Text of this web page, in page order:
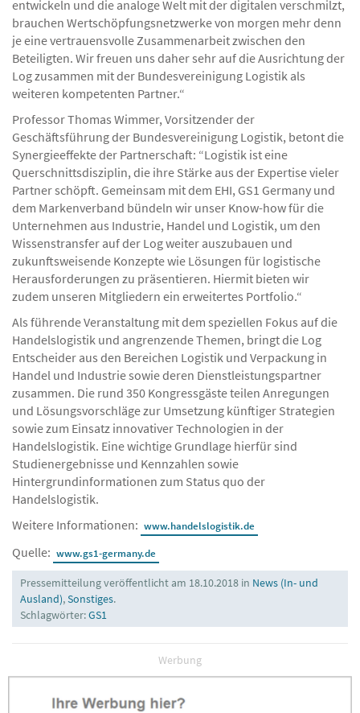
einem Zeitalter, in dem sich neue Technologien exponentiell
entwickeln und die analoge Welt mit der digitalen verschmilzt,
brauchen Wertschöpfungsnetzwerke von morgen mehr denn
je eine vertrauensvolle Zusammenarbeit zwischen den
Beteiligten. Wir freuen uns daher sehr auf die Ausrichtung der
Log zusammen mit der Bundesvereinigung Logistik als
weiteren kompetenten Partner.“
Professor Thomas Wimmer, Vorsitzender der
Geschäftsführung der Bundesvereinigung Logistik, betont die
Synergieeffekte der Partnerschaft: “Logistik ist eine
Querschnittsdisziplin, die ihre Stärke aus der Expertise vieler
Partner schöpft. Gemeinsam mit dem EHI, GS1 Germany und
dem Markenverband bündeln wir unser Know-how für die
Unternehmen aus Industrie, Handel und Logistik, um den
Wissenstransfer auf der Log weiter auszubauen und
zukunftsweisende Konzepte wie Lösungen für logistische
Herausforderungen zu präsentieren. Hiermit bieten wir
zudem unseren Mitgliedern ein erweitertes Portfolio.“
Als führende Veranstaltung mit dem speziellen Fokus auf die
Handelslogistik und angrenzende Themen, bringt die Log
Entscheider aus den Bereichen Logistik und Verpackung in
Handel und Industrie sowie deren Dienstleistungspartner
zusammen. Die rund 350 Kongressgäste teilen Anregungen
und Lösungsvorschläge zur Umsetzung künftiger Strategien
sowie zum Einsatz innovativer Technologien in der
Handelslogistik. Eine wichtige Grundlage hierfür sind
Studienergebnisse und Kennzahlen sowie
Hintergrundinformationen zum Status quo der
Handelslogistik.
Weitere Informationen:
www.handelslogistik.de
Quelle: www.gs1-germany.de
Pressemitteilung veröffentlicht am 18.10.2018 in
Ausland),Sonstiges
Werbung